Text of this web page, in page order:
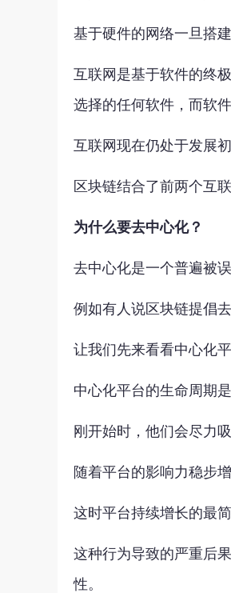
基于硬件的网络一旦搭
互联网是基于软件的终
选择的任何软件，而软
互联网现在仍处于发展
区块链结合了前两个互
为什么要去中心化？
去中心化是一个普遍被误
例如有人说区块链提倡
让我们先来看看中心化
中心化平台的生命周期是
刚开始时，他们会尽力
随着平台的影响力稳步
这时平台持续增长的最
这种行为导致的严重后
性。